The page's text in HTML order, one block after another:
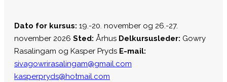
Dato for kursus: 19.-20. november og 26.-27.
november 2026 Sted: Århus Delkursusleder: Gowry
Rasalingam og Kasper Pryds E-mail:
sivagowrirasalingam@gmail.com
kasperpryds@hotmail.com